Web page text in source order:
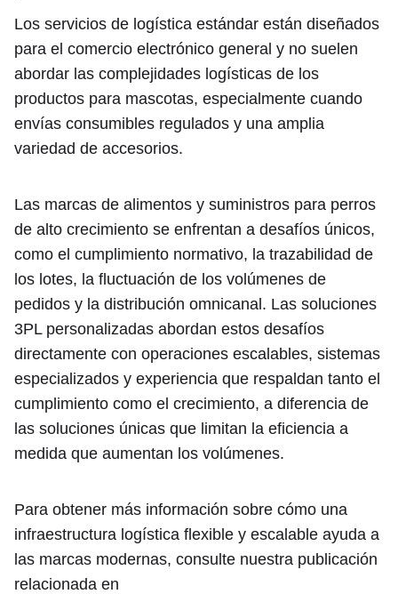
Los servicios de logística estándar están diseñados
para el comercio electrónico general y no suelen
abordar las complejidades logísticas de los
productos para mascotas, especialmente cuando
envías consumibles regulados y una amplia
variedad de accesorios.
Las marcas de alimentos y suministros para perros
de alto crecimiento se enfrentan a desafíos únicos,
como el cumplimiento normativo, la trazabilidad de
los lotes, la fluctuación de los volúmenes de
pedidos y la distribución omnicanal. Las soluciones
3PL personalizadas abordan estos desafíos
directamente con operaciones escalables, sistemas
especializados y experiencia que respaldan tanto el
cumplimiento como el crecimiento, a diferencia de
las soluciones únicas que limitan la eficiencia a
medida que aumentan los volúmenes.
Para obtener más información sobre cómo una
infraestructura logística flexible y escalable ayuda a
las marcas modernas, consulte nuestra publicación
relacionada en